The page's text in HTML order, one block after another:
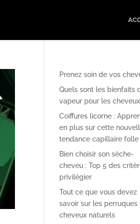
Prenez soin de vos
Quels sont les bienfaits
vapeur pour les
Coiffures licorne :
en plus sur cette
tendance capillaire folle
Bien choisir son sèche-
cheveu : Top 5 des
privilégier
Tout ce que vous devez
savoir sur les perruques
cheveux naturels